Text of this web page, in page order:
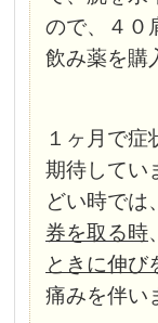
ので、４０
飲み薬を購
１ヶ月で
期待してい
どい時では
券を取る時
ときに伸び
痛みを伴い